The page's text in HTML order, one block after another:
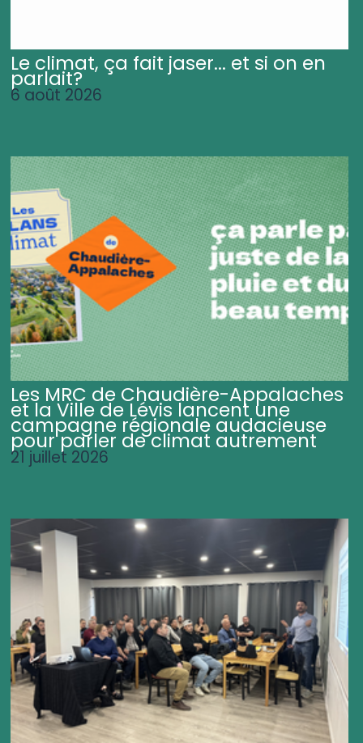
Le climat, ça fait jaser... et si on en
parlait?
6 août 2026
Les MRC de Chaudière-Appalaches
et la Ville de Lévis lancent une
campagne régionale audacieuse
pour parler de climat autrement
21 juillet 2026